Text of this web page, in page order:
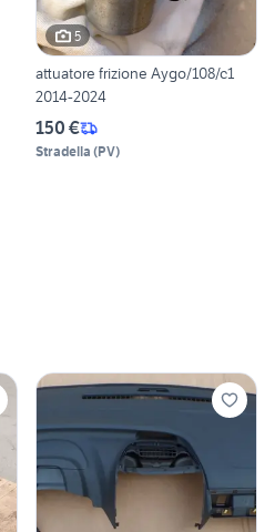
5
attuatore frizione Aygo/108/c1
2014-2024
150 €
Stradella (PV)